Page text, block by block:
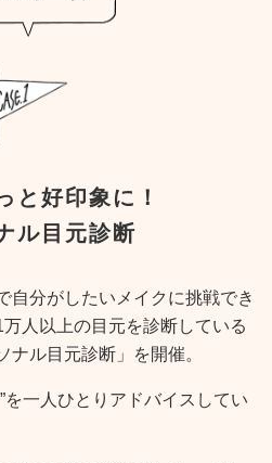
と好印象に！
ル目元診断
自分がしたいメイクに挑戦でき
人以上の目元を診断している
ル目元診断」を開催。
を一人ひとりアドバイスしてい